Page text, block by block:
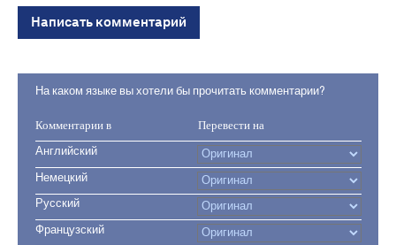
Написать комментарий
На каком языке вы хотели бы прочитать комментарии?
Комментарии в Перевести на
Английский
Немецкий
Русский
Французский